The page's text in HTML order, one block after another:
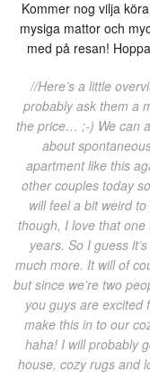
Kommer nog vilja
mysiga mattor och
med på resan!
//Here’s a little
probably ask them a
the price… ;-) We can
about
apartment like this
other couples today
will feel a bit weird
though, I love that
years. So I guess
much more. It will of
but since we’re two
you guys are excited
make this in to our
haha! I will probably
house, cozy rugs and